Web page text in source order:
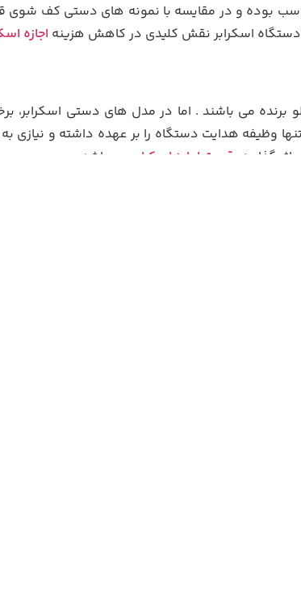
و در مقایسه با نمونه های دستی کف شوی قیمت
دستگاه اسکرابر نقش کلیدی در کاهش هزینه اجازه
می باشند . اما در مدل های دستی اسکرابر،
وظیفه هدایت دستگاه را بر عهده داشته و نیازی
گذار در قیمت اجاره اسکرابر می باشد.